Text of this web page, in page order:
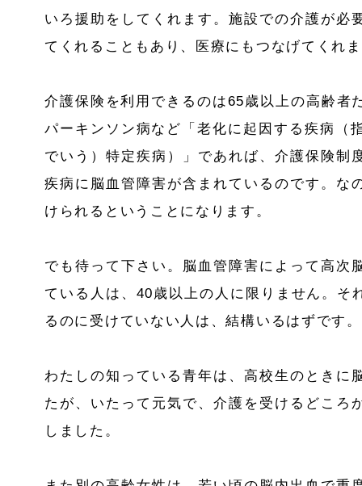
いろ援助をしてくれます。施設での介護が必
てくれることもあり、医療にもつなげてくれ
介護保険を利用できるのは65歳以上の高齢者
パーキンソン病など「老化に起因する疾病（
でいう）特定疾病）」であれば、介護保険制
疾病に脳血管障害が含まれているのです。な
けられるということになります。
でも待って下さい。脳血管障害によって高次
ている人は、 40歳以上の人に限りません。そ
るのに受けていない人は、結構いるはずです。
わたしの知っている青年は、高校生のときに
たが、いたって元気で、介護を受けるどころ
しました。